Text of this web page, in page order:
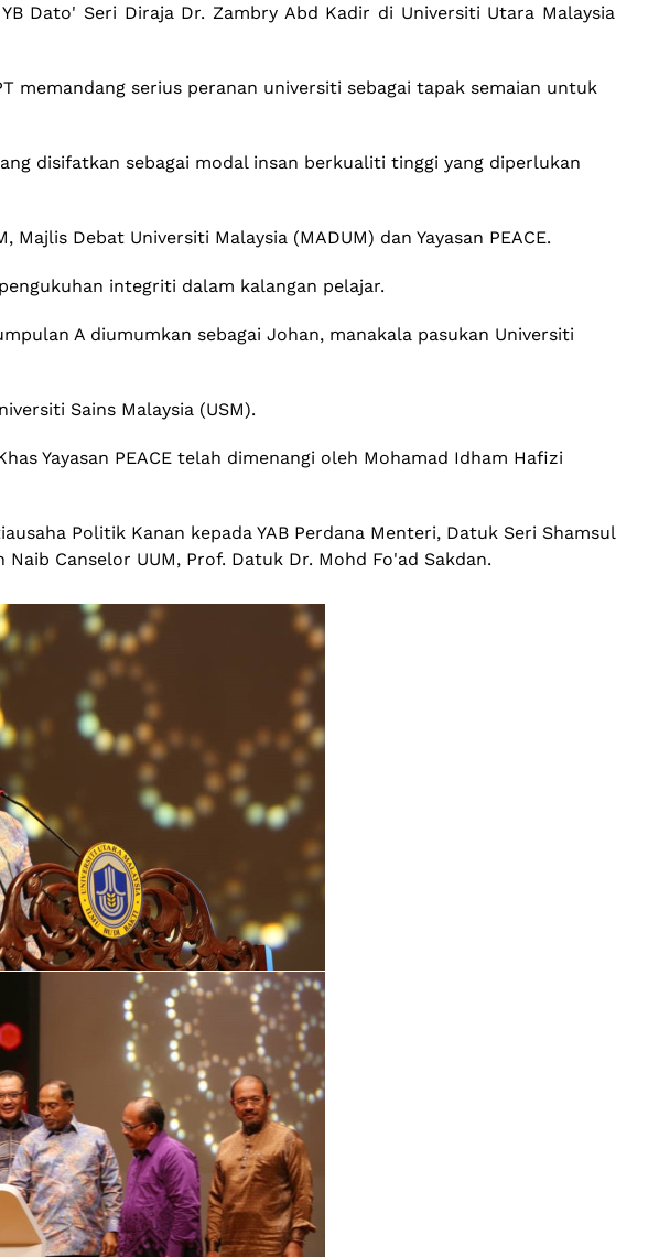
Dato' Seri Diraja Dr. Zambry Abd Kadir di Universiti Utara Malaysia
memandang serius peranan universiti sebagai tapak semaian untuk
disifatkan sebagai modal insan berkualiti tinggi yang diperlukan
Debat Universiti Malaysia (MADUM) dan Yayasan PEACE.
integriti dalam kalangan pelajar.
A diumumkan sebagai Johan, manakala pasukan Universiti
Sains Malaysia (USM).
Yayasan PEACE telah dimenangi oleh Mohamad Idham Hafizi
Politik Kanan kepada YAB Perdana Menteri, Datuk Seri Shamsul
Canselor UUM, Prof. Datuk Dr. Mohd Fo'ad Sakdan.